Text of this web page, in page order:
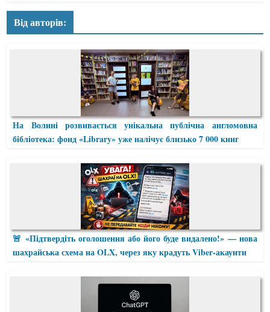
Від авторів:
На Волині розвивається унікальна публічна англомовна
бібліотека: фонд «Library» уже налічує близько 7 000 книг
🚨 «Підтвердіть оголошення або його буде видалено!» — нова
шахрайська схема на OLX, через яку крадуть Viber-акаунти